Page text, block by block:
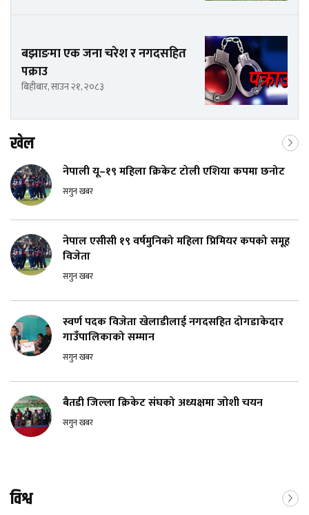
बझाङमा एक जना चरेश र नगदसहित
पक्राउ
बिहीबार, साउन २१, २०८३
खेल
नेपाली यू–१९ महिला क्रिकेट टोली एशिया कपमा छनोट
सगुन खबर
नेपाल एसीसी १९ वर्षमुनिको महिला प्रिमियर कपको समूह
विजेता
सगुन खबर
स्वर्ण पदक विजेता खेलाडीलाई नगदसहित दोगडाकेदार
गाउँपालिकाको सम्मान
सगुन खबर
बैतडी जिल्ला क्रिकेट संघको अध्यक्षमा जोशी चयन
सगुन खबर
विश्व